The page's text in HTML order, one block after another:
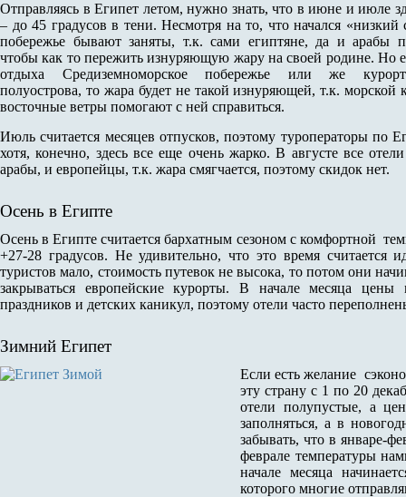
Отправляясь в Египет летом, нужно знать, что в июне и июле
– до 45 градусов в тени. Несмотря на то, что начался «низкий
побережье бывают заняты, т.к. сами египтяне, да и арабы
чтобы как то пережить изнуряющую жару на своей родине. Но
отдыха Средиземноморское побережье или же
полуострова, то жара будет не такой изнуряющей, т.к. морской
восточные ветры помогают с ней справиться.
Июль считается месяцев отпусков, поэтому туроператоры по
хотя, конечно, здесь все еще очень жарко. В августе все
арабы, и европейцы, т.к. жара смягчается, поэтому скидок нет.
Осень в Египте
Осень в Египте считается бархатным сезоном с комфортной
+27-28 градусов. Не удивительно, что это время считается
туристов мало, стоимость путевок не высока, то потом они
закрываться европейские курорты. В начале месяца цены
праздников и детских каникул, поэтому отели часто
Зимний Египет
Если есть желание
эту страну с 1 по 20
отели полупустые, а
заполняться, а в
забывать, что в январе-
феврале температуры
начале месяца
которого многие